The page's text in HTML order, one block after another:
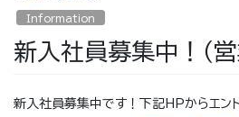
Information
新入社員募集中！（営
新入社員募集中です！下記HPからエント